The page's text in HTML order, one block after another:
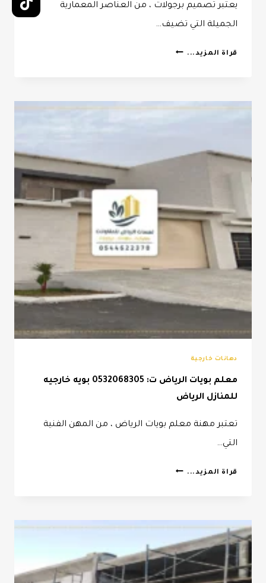
يعتبر تصميم برجولات ، من العناصر المعمارية
الجميلة التي تضيف…
قراة المزيد... حداد
0532068305
بالرياض
دهانات خارجية
معلم بويات الرياض ت: 0532068305 بويه خارجيه
للمنازل الرياض
تعتبر مهنة معلم بويات الرياض ، من المهن الفنية
التي…
قراة المزيد... معلم
0532068305
بويه
خارجيه
للمنازل